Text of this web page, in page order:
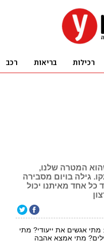
המטרה שלנו,
גילה בויום מסבירה
כל אחד מאיתנו יכול
אגשים את ייעודי? מתי
מתי אמצא אהבה